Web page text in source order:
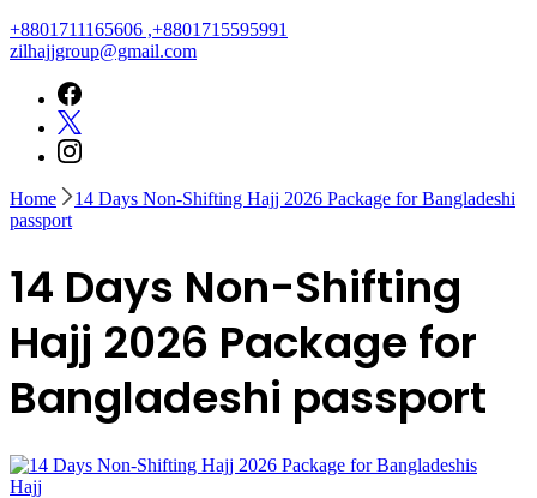
+8801711165606 ,+8801715595991
zilhajjgroup@gmail.com
Home
14 Days Non-Shifting Hajj 2026 Package for Bangladeshi
passport
14 Days Non-Shifting
Hajj 2026 Package for
Bangladeshi passport
Hajj